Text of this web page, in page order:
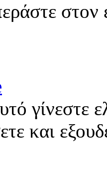
γίνεστε
και